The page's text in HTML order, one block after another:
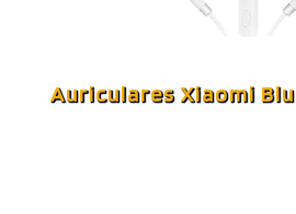
Auriculares Xiaomi